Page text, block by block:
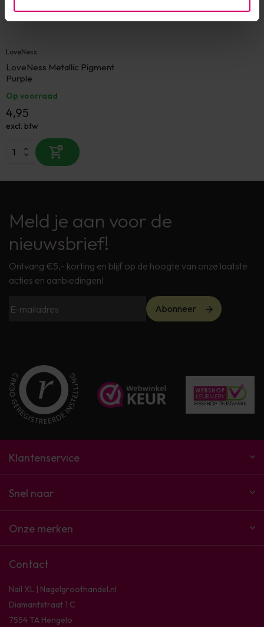
LoveNess
LoveNess Metallic Pigment
Purple
Op voorraad
4,95
excl. btw
Meld je aan voor de
nieuwsbrief!
Ontvang €5,- korting en blijf op de hoogte van onze laatste
acties en aanbiedingen!
Abonneer
Klantenservice
Snel naar
Onze merken
Contact
Nail XL | Nagelgroothandel.nl
Diamantstraat 1 C
7554 TA Hengelo